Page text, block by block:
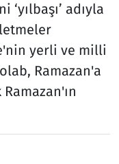
adıyla
yerli ve milli
Ramazan'a